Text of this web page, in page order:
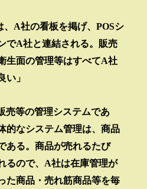
A社の看板を掲げ、POSシ
でA社と連結される。販売
生面の管理等はすべてA社
い」
売等の管理システムであ
的なシステム管理は、商品
ある。商品が売れるたび
るので、 A社は在庫管理が
た商品・売れ筋商品等を毎